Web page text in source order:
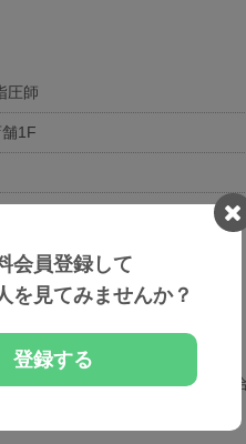
圧師
1F
前職給与を考慮し決定。
業になるため、それを超えた場
会員登録して
を見てみませんか？
登録する